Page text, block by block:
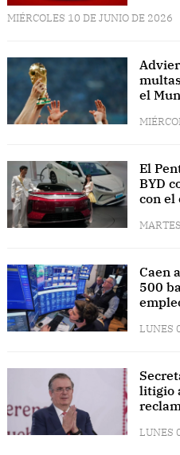
MIÉRCOLES 10 DE JUNIO DE 2026
el
El
BYD
con el
Caen
500
LUNES
litigio
LUNES